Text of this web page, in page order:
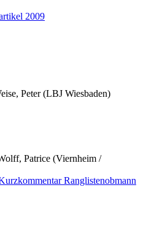
2009
Peter (LBJ Wiesbaden)
Patrice (Viernheim /
Ranglistenobmann